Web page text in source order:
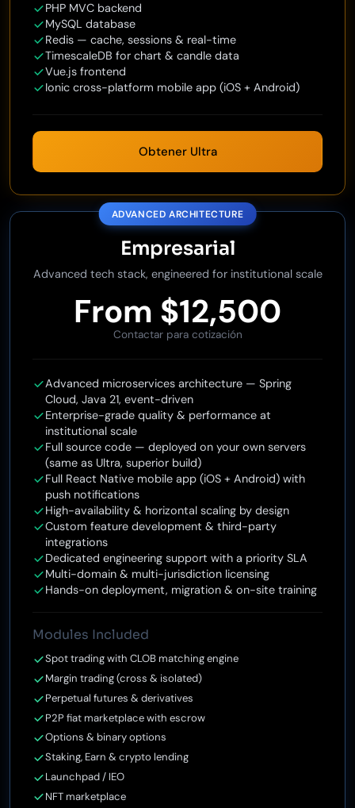
PHP MVC backend
MySQL database
Redis — cache, sessions & real-time
TimescaleDB for chart & candle data
Vue.js frontend
Ionic cross-platform mobile app (iOS + Android)
Obtener Ultra
ADVANCED ARCHITECTURE
Empresarial
Advanced tech stack, engineered for institutional scale
From $12,500
Contactar para cotización
Advanced microservices architecture — Spring
Cloud, Java 21, event-driven
Enterprise-grade quality & performance at
institutional scale
Full source code — deployed on your own servers
(same as Ultra, superior build)
Full React Native mobile app (iOS + Android) with
push notifications
High-availability & horizontal scaling by design
Custom feature development & third-party
integrations
Dedicated engineering support with a priority SLA
Multi-domain & multi-jurisdiction licensing
Hands-on deployment, migration & on-site training
Modules Included
Spot trading with CLOB matching engine
Margin trading (cross & isolated)
Perpetual futures & derivatives
P2P fiat marketplace with escrow
Options & binary options
Staking, Earn & crypto lending
Launchpad / IEO
NFT marketplace